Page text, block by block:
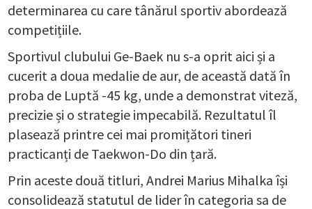
determinarea cu care tânărul sportiv abordează
competițiile.
Sportivul clubului Ge-Baek nu s-a oprit aici și a
cucerit a doua medalie de aur, de această dată în
proba de Luptă -45 kg, unde a demonstrat viteză,
precizie și o strategie impecabilă. Rezultatul îl
plasează printre cei mai promițători tineri
practicanți de Taekwon-Do din țară.
Prin aceste două titluri, Andrei Marius Mihalka își
consolidează statutul de lider în categoria sa de